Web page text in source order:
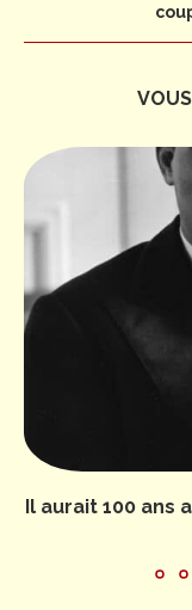
Il aurait 100 ans